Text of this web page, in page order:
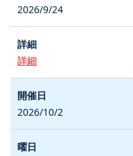
2026/9/24
詳細
2026/10/2